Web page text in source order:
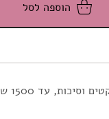
הוספה לסל
וסיכות, עד 1500 ש"ח